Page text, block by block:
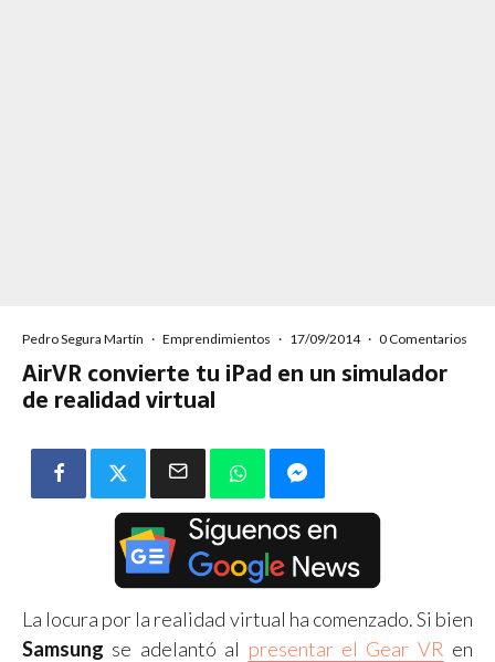
Pedro Segura Martín · Emprendimientos · 17/09/2014 · 0 Comentarios
AirVR convierte tu iPad en un simulador
de realidad virtual
La locura por la realidad virtual ha comenzado. Si bien
Samsung se adelantó al presentar el Gear VR en